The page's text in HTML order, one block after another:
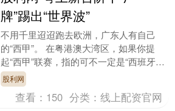
牌”踢出“世界波”
不用千里迢迢跑去欧洲，广东人有自己
的“西甲”。 在粤港澳大湾区，如果你提
起“西甲”联赛，指的可不一定是“西班牙足
球甲级联赛”，而且很大概率指的是在佛
山三水西南街....
股利网
查看： 150 分类：线上配资官网